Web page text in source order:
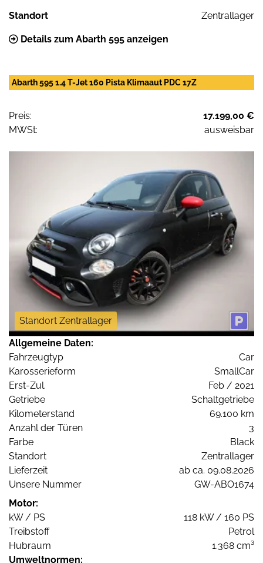
Standort Zentrallager
Details zum Abarth 595 anzeigen
Abarth 595 1.4 T-Jet 160 Pista Klimaaut PDC 17Z
Preis:
17.199,00 €
MWSt:
ausweisbar
Standort Zentrallager
Allgemeine Daten:
Fahrzeugtyp
Car
Karosserieform
SmallCar
Erst-Zul.
Feb / 2021
Getriebe
Schaltgetriebe
Kilometerstand
69.100 km
Anzahl der Türen
3
Farbe
Black
Standort
Zentrallager
Lieferzeit
ab ca. 09.08.2026
Unsere Nummer
GW-ABO1674
Motor:
kW / PS
118 kW / 160 PS
Treibstoff
Petrol
Hubraum
1.368 cm³
Umweltnormen: